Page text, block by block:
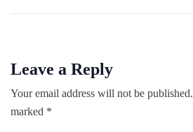
Leave a Reply
Your email address will not be published.
marked *